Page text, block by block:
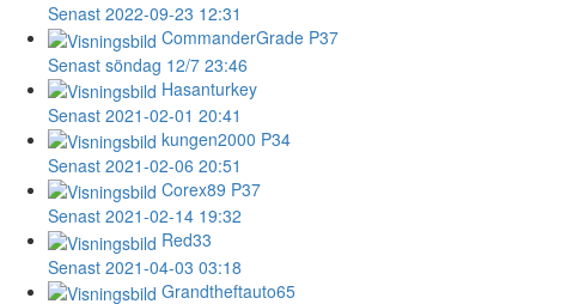
Senast 2022-09-23 12:31
CommanderGrade P37
Senast söndag 12/7 23:46
Hasanturkey
Senast 2021-02-01 20:41
kungen2000 P34
Senast 2021-02-06 20:51
Corex89 P37
Senast 2021-02-14 19:32
Red33
Senast 2021-04-03 03:18
Grandtheftauto65